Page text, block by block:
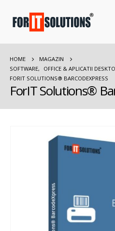
HOME
MAGAZIN
SOFTWARE,
OFFICE & APLICATII
FORIT SOLUTIONS® BARCODEXPRESS
ForIT Solutions®